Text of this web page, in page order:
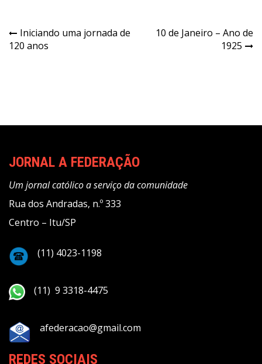
Navegação
de
Iniciando uma jornada de
120 anos
10 de Janeiro – Ano de
1925
JORNAL A FEDERAÇÃO
Um jornal católico a serviço da comunidade
Rua dos Andradas, n.º 333
Centro – Itu/SP
(11) 4023-1198
(11) 9 3318-4475
afederacao@gmail.com
REDES SOCIAIS